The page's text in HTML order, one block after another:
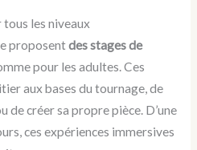
les niveaux
proposentdes stages de
pour les adultes. Ces
aux bases du tournage, de
de créer sa propre pièce. D’une
ces expériences immersives